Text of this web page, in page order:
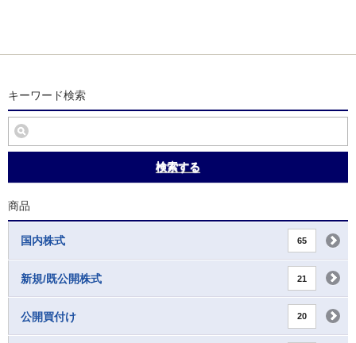
キーワード検索
検索する
商品
国内株式 65
新規/既公開株式 21
公開買付け 20